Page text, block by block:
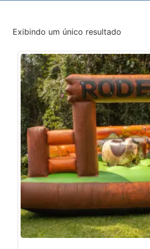
Exibindo um único resultado